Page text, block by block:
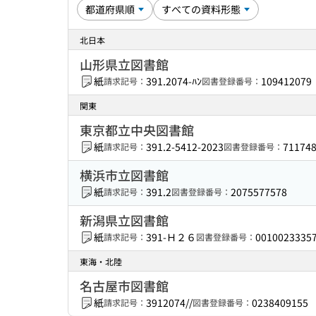
北日本
山形県立図書館
紙請求記号： 391.2074-ﾊﾝ図書登録番号： 109412079
関東
東京都立中央図書館
紙請求記号： 391.2-5412-2023図書登録番号：
横浜市立図書館
紙請求記号： 391.2図書登録番号： 2075577578
新潟県立図書館
紙請求記号： 391-Ｈ２６ 図書登録番号：
東海・北陸
名古屋市図書館
紙請求記号： 3912074//図書登録番号： 0238409155